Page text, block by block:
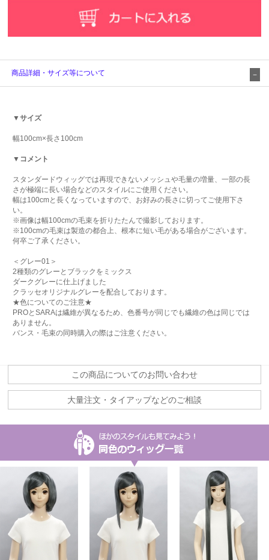
商品詳細・サイズ等について
▼サイズ
幅100cm×長さ100cm
▼コメント
スタンダードウィッグでは再現できないメッシュや毛量の増量、一部の長
さが極端に長い場合などのスタイルにご使用ください。
幅は100cmと長くなっていますので、お好みの長さに切ってご使用下さ
い。
※画像は幅100cmの毛束を折りたたんで撮影しております。
※100cmの毛束は製造の都合上、根本に短い毛がある場合がございます。
何卒ご了承ください。
＜グレー01＞
2種類のグレーとブラックをミックス
ダークグレーに仕上げました
クラッセオリジナルグレーを配合しております。
★色についてのご注意★
PROとSARAは繊維が異なるため、色番号が同じでも繊維の色は同じでは
ありません。
バンス・毛束の同時購入の際はご注意ください。
この商品についてのお問い合わせ
大量注文・タイアップなどのご相談